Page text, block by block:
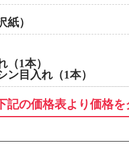
紙）
（1本）
ン目入れ（1本）
記の価格表より価格